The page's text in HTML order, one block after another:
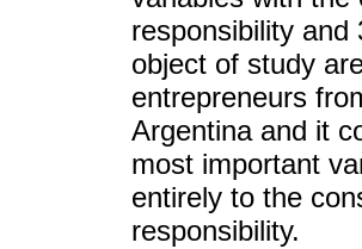
responsibility
object of study
entrepreneurs
Argentina and it
most important
entirely to the
responsibility.